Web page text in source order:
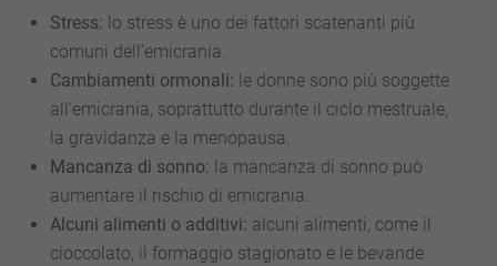
Stress: lo stress è uno dei fattori scatenanti più
comuni dell’emicrania.
Cambiamenti ormonali: le donne sono più soggette
all’emicrania, soprattutto durante il ciclo mestruale,
la gravidanza e la menopausa.
Mancanza di sonno: la mancanza di sonno può
aumentare il rischio di emicrania.
Alcuni alimenti o additivi: alcuni alimenti, come il
cioccolato, il formaggio stagionato e le bevande